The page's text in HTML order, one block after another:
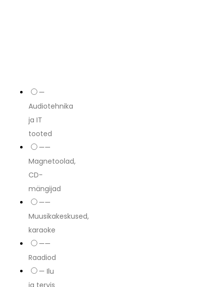
—
Audiotehnika
ja IT
tooted
——
Magnetoolad,
CD-
mängijad
——
Muusikakeskused,
karaoke
——
Raadiod
— Ilu
ja tervis